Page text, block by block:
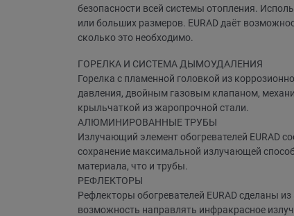
безопасности всей системы отопления.
или больших размеров. EURAD даёт
сколько это необходимо.
ГОРЕЛКА И СИСТЕМА ДЫМОУДАЛЕНИЯ
Горелка с пламенной головкой из
давления, двойным газовым клапаном,
крыльчаткой из жаропрочной стали.
АЛЮМИНИРОВАННЫЕ ТРУБЫ
Излучающий элемент обогревателей EURAD
сохранение максимальной излучающей
материала, что и трубы.
РЕФЛЕКТОРЫ
Рефлекторы обогревателей EURAD сделаны
возможность направлять инфракрасное